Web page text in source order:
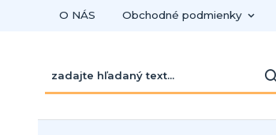
O NÁS Obchodné podmienky